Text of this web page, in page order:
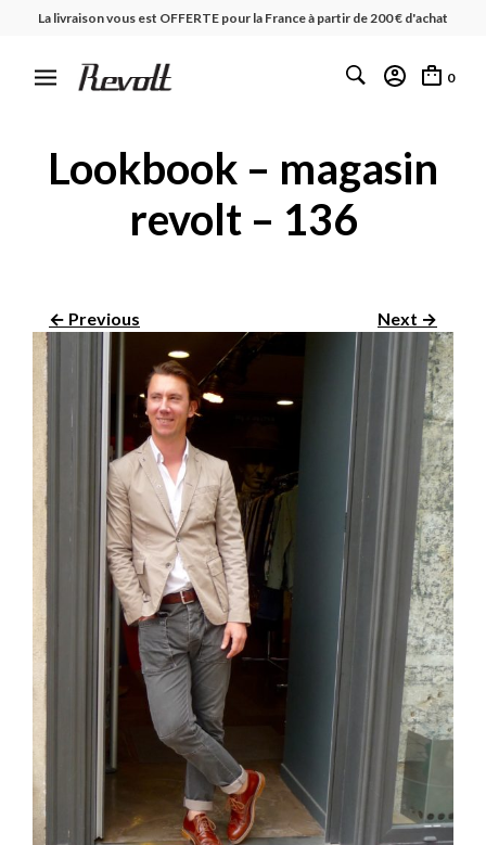
La livraison vous est OFFERTE pour la France à partir de 200 € d'achat
0
Lookbook – magasin
revolt – 136
← Previous Next →